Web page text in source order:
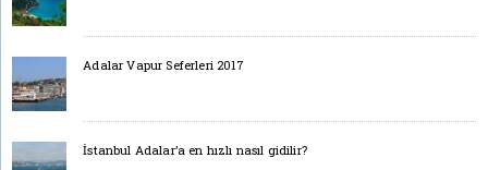
Adalar Vapur Seferleri 2017
İstanbul Adalar’a en hızlı nasıl gidilir?